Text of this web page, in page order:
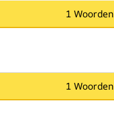
1 Woorden
1 Woorden